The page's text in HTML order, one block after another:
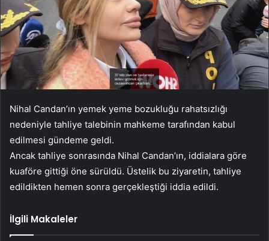
Nihal Candan’ın yemek yeme bozukluğu rahatsızlığı
nedeniyle tahliye talebinin mahkeme tarafından kabul
edilmesi gündeme geldi.
Ancak tahliye sonrasında Nihal Candan’ın, iddialara göre
kuaföre gittiği öne sürüldü. Üstelik bu ziyaretin, tahliye
edildikten hemen sonra gerçekleştiği iddia edildi.
İlgili Makaleler